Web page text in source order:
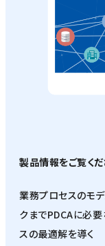
製品情報をご覧く
業務プロセスのモ
クまでPDCAに必要
スの最適解を導く